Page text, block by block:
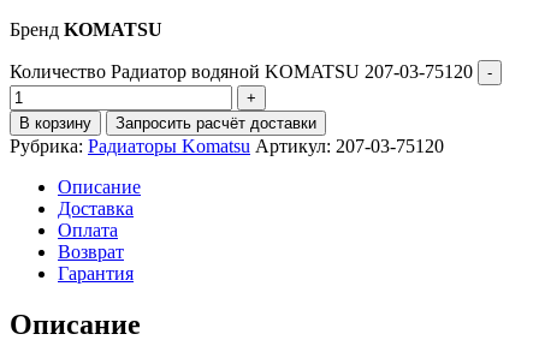
Бренд KOMATSU
Количество Радиатор водяной KOMATSU 207-03-75120
В корзину Запросить расчёт доставки
Рубрика: Радиаторы Komatsu Артикул: 207-03-75120
Описание
Доставка
Оплата
Возврат
Гарантия
Описание